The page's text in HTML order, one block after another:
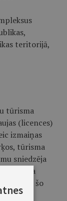
teritorijā,
tūrisma
(licences)
izmaiņas
tūrisma
sniedzēja
un, ja
šo